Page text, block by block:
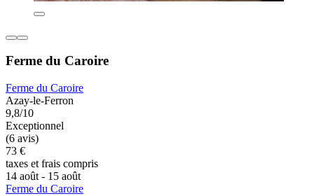
Ferme du Caroire
Ferme du Caroire
Azay-le-Ferron
9,8/10
Exceptionnel
(6 avis)
73 €
taxes et frais compris
14 août - 15 août
Ferme du Caroire